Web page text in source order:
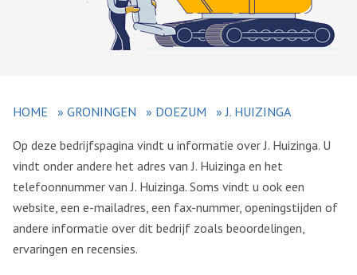
HOME » GRONINGEN » DOEZUM »J. HUIZINGA
Op deze bedrijfspagina vindt u informatie over J. Huizinga. U
vindt onder andere het adres van J. Huizinga en het
telefoonnummer van J. Huizinga. Soms vindt u ook een
website, een e-mailadres, een fax-nummer, openingstijden of
andere informatie over dit bedrijf zoals beoordelingen,
ervaringen en recensies.